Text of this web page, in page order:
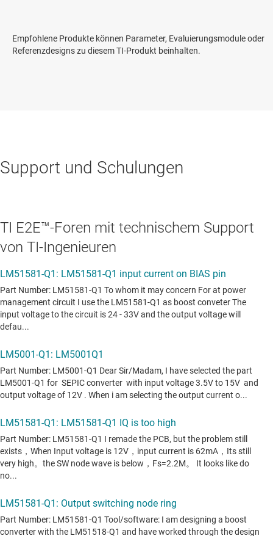
Empfohlene Produkte können Parameter, Evaluierungsmodule oder
Referenzdesigns zu diesem TI-Produkt beinhalten.
Support und Schulungen
TI E2E™-Foren mit technischem Support
von TI-Ingenieuren